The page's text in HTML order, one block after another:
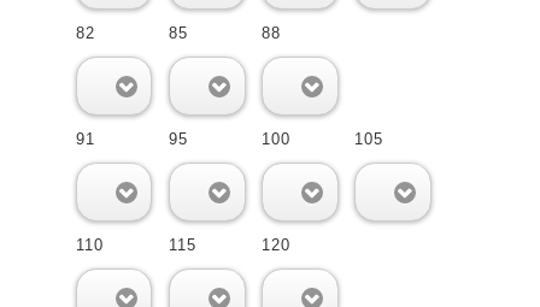
82 85 88
91 95 100 105
110 115 120